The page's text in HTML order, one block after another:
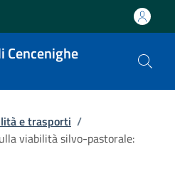
Cencenighe
e trasporti /
viabilità silvo-pastorale: